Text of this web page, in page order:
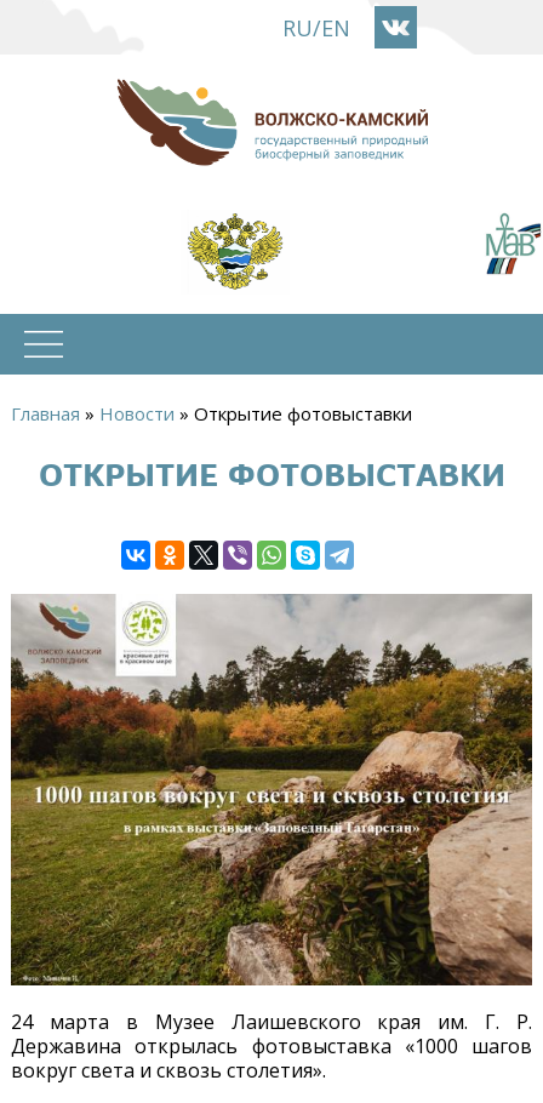
основному
содержанию
RU/EN
здесь
Главная » Новости » Открытие фотовыставки
ОТКРЫТИЕ ФОТОВЫСТАВКИ
24 марта в Музее Лаишевского края им. Г. Р.
Державина открылась фотовыставка «1000 шагов
вокруг света и сквозь столетия».